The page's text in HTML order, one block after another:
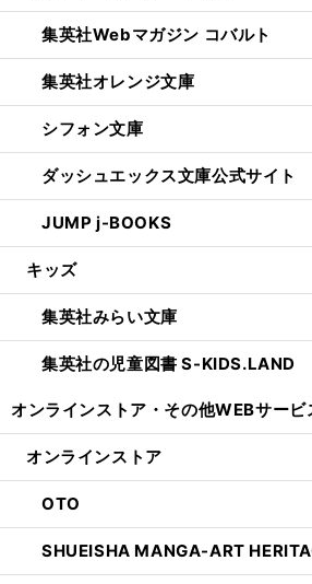
集英社Webマガジン コバルト
集英社オレンジ文庫
シフォン文庫
ダッシュエックス文庫公式サイト
JUMP j-BOOKS
キッズ
集英社みらい文庫
集英社の児童図書 S-KIDS.LAND
オンラインストア・ その他WEBサービ
オンラインストア
OTO
SHUEISHA MANGA-ART